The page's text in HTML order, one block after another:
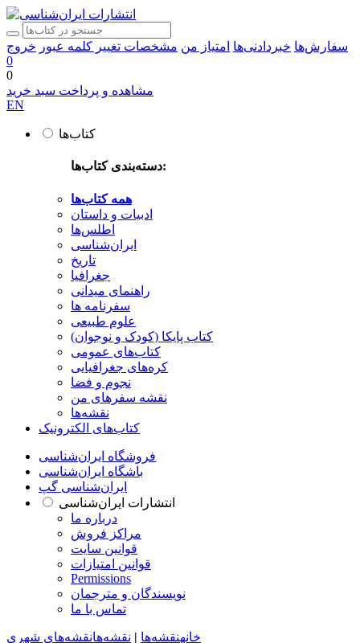
سفارش‌ها خبردادنی‌ها امتیاز من مشخصات تغییر کلمه عبور خروج
0
0
مشاهده و پرداخت سبد خرید
EN
کتاب‌ها
دسته‌بندی کتاب‌ها:
همه کتاب‌ها
ادبیات و داستان
اطلس‌ها
ایران‌شناسی
تاریخ
جغرافیا
راهنمای میدانی
سفرنامه‌ ها
علوم طبیعی
کتاب‌ پایکا (کودک و نوجوان)
کتاب‌های عمومی
کره‌های جغرافیایی
نجوم و فضا
نقشه سفرهای من
نقشه‌ها
کتاب‌های الکترونیک
فروشگاه ایران‌شناسی
باشگاه ایران‌شناسی
ایران‌شناسی گپ
انتشارات ایران‌شناسی
درباره ما
مراکز فروش
قوانین سایت
قوانین امتیازات
Permissions
نویسندگان و مترجمان
تماس با ما
خانهنقشه‌ها | نقشه‌هانقشه‌های شهری